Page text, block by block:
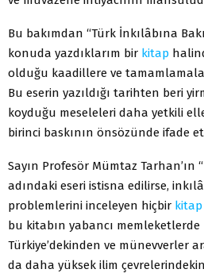
Bu bakımdan “Türk İnkılâbına
konuda yazdıklarım bir kitap
olduğu kaadillere ve
Bu eserin yazıldığı tarihten beri
koyduğu meseleleri daha yetkili
birinci baskının önsözünde ifade
Sayın Profesör Mümtaz Tarhan’ın
adındaki eseri istisna edilirse,
problemlerini inceleyen hiçbir kitap
bu kitabın yabancı memleketlerde
Türkiye’dekinden ve münevverler
da daha yüksek ilim